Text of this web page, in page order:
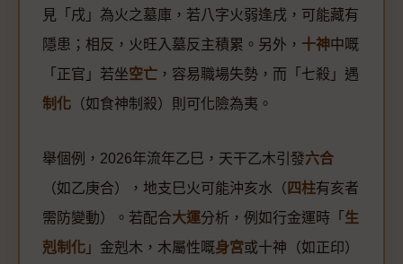
見「戌」為火之墓庫，若八字火弱逢戌，可能藏有
隱患；相反，火旺入墓反主積累。另外， 十神中嘅
「正官」若坐空亡 ，容易職場失勢，而「七殺」遇
制化 （如食神制殺）則可化險為夷。
舉個例，2026年流年乙巳，天干乙木引發六合
（如乙庚合），地支巳火可能沖亥水（ 四柱有亥者
需防變動）。若配合大運分析，例如行金運時「 生
剋制化 」金剋木，木屬性嘅身宮或十神（如正印）